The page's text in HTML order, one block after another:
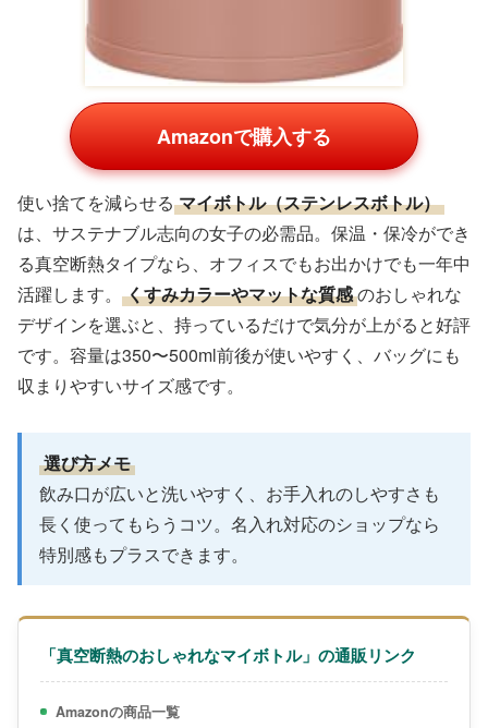
Amazonで購入する
使い捨てを減らせる マイボトル（ステンレスボトル）
は、サステナブル志向の女子の必需品。保温・保冷ができ
る真空断熱タイプなら、オフィスでもお出かけでも一年中
活躍します。
くすみカラーやマットな質感のおしゃれな
デザインを選ぶと、持っているだけで気分が上がると好評
です。容量は350〜500ml前後が使いやすく、バッグにも
収まりやすいサイズ感です。
選び方メモ
飲み口が広いと洗いやすく、お手入れのしやすさも
長く使ってもらうコツ。名入れ対応のショップなら
特別感もプラスできます。
「真空断熱のおしゃれなマイボトル」の通販リンク
Amazonの商品一覧